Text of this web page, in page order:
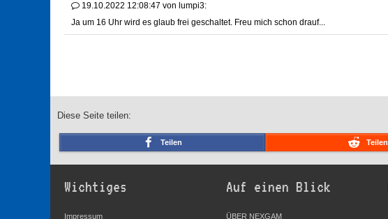
19.10.2022 12:08:47 von lumpi3:
Ja um 16 Uhr wird es glaub frei geschaltet. Freu mich schon drauf...
Diese Seite teilen:
Teilen Teilen
Wichtiges
Impressum
Auf einen Blick
ÜBER NEXGAM